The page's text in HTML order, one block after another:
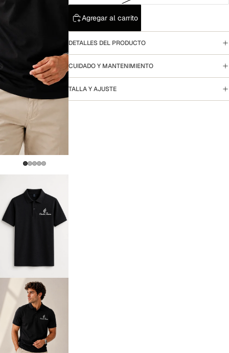
Agregar al carrito
DETALLES DEL PRODUCTO
CUIDADO Y MANTENIMIENTO
TALLA Y AJUSTE